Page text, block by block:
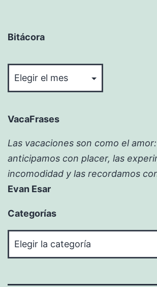
Bitácora
VacaFrases
Las vacaciones son como el
anticipamos con placer, las
incomodidad y las recordamos
Evan Esar
Categorías